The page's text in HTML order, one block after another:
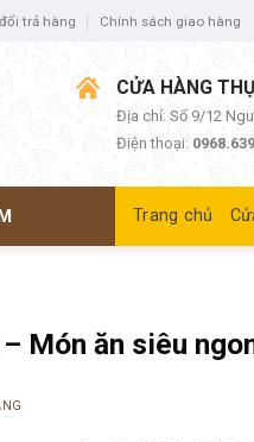
trả hàng Chính sách giao hàng
CỬA HÀNG
Địa chỉ: Số 9/12
Điện thoại:
Trang chủ
Món ăn siêu